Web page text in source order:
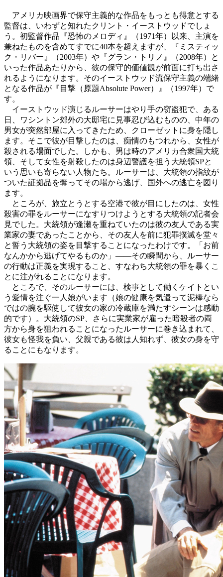
アメリカ映画界で保守主義的な作品をもっとも得意とする
監督は、いわずと知れたクリント・イーストウッドでしょ
う。初監督作品『恐怖のメロディ』（1971年）以来、主演を
兼ねたものを含めてすでに40本を超えますが、『ミスティッ
ク・リバー』（2003年）や『グラン・トリノ』（2008年）と
いった作品あたりから、彼の保守的価値観が前面に打ち出さ
れるようになります。そのイーストウッド流保守主義の端緒
となる作品が『目撃（原題Absolute Power）』（1997年）で
す。
イーストウッド演じるルーサーはやり手の窃盗犯で、ある
日、ワシントン郊外の大邸宅に見事忍び込むものの、中年の
男女が突然部屋に入ってきたため、クローゼットに身を隠し
ます。そこで彼が目撃したのは、痴情のもつれから、女性が
殺される場面でした。しかも、男は時のアメリカ合衆国大統
領、そして女性を射殺したのは身辺警護を担う大統領SPと
いう思いも寄らない人物たち。ルーサーは、大統領の指紋が
ついた証拠品を奪ってその場から逃げ、国外への逃亡を図り
ます。
ところが、旅立とうとする空港で彼が目にしたのは、女性
殺害の罪をルーサーになすりつけようとする大統領の記者会
見でした。大統領が逢瀬を重ねていたのは彼の友人である実
業家の妻であったことから、その友人を前に犯罪撲滅を堂々
と誓う大統領の姿を目撃することになったわけです。「お前
なんかから逃げてやるものか」――その瞬間から、ルーサー
の行動は正義を実現すること、すなわち大統領の罪を暴くこ
とに注がれることになります。
ところで、そのルーサーには、検事として働くケイトとい
う愛情を注ぐ一人娘がいます（娘の健康を気遣って泥棒なら
ではの腕を駆使して彼女の家の冷蔵庫を満たすシーンは感動
的です）。大統領のSP、さらに実業家が雇った暗殺者の両
方から身を狙われることになったルーサーに巻き込まれて、
彼女も怪我を負い、父親である彼は人知れず、彼女の身を守
ることにもなります。